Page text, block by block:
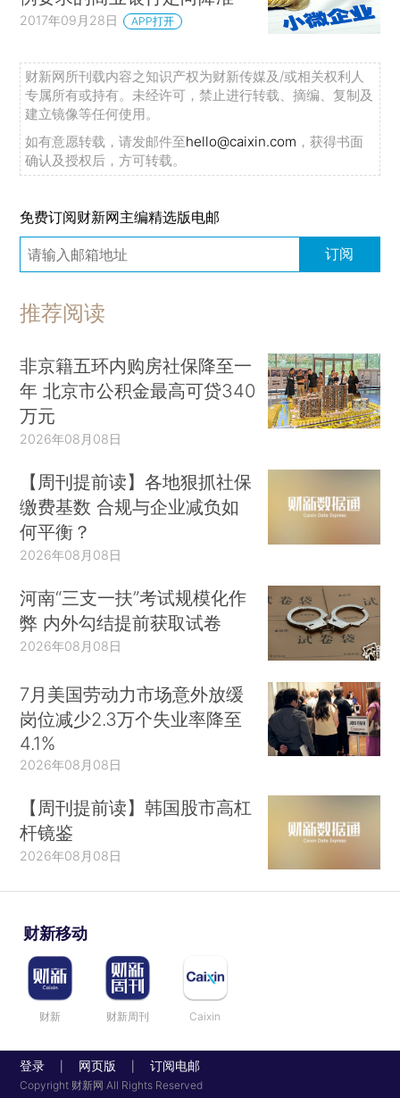
2017年09月28日 APP打开
财新网所刊载内容之知识产权为财新传媒及/或相关权利人
专属所有或持有。未经许可，禁止进行转载、摘编、复制及
建立镜像等任何使用。
如有意愿转载，请发邮件至hello@caixin.com ，获得书面
确认及授权后，方可转载。
免费订阅财新网主编精选版电邮
订阅
推荐阅读
非京籍五环内购房社保降至一
年 北京市公积金最高可贷340
万元
2026年08月08日
【周刊提前读】各地狠抓社保
缴费基数 合规与企业减负如
何平衡？
2026年08月08日
河南“三支一扶”考试规模化作
弊 内外勾结提前获取试卷
2026年08月08日
7月美国劳动力市场意外放缓
岗位减少2.3万个失业率降至
4.1%
2026年08月08日
【周刊提前读】韩国股市高杠
杆镜鉴
2026年08月08日
财新移动
财新 财新周刊 Caixin
登录 网页版 订阅电邮
Copyright 财新网 All Rights Reserved